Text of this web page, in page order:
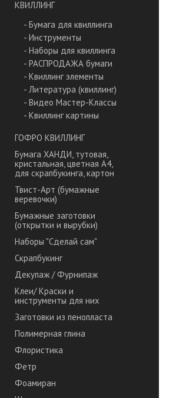
КВИЛЛИНГ
- Бумага для квиллинга
- Инструменты
- Наборы для квиллинга
- РАСПРОДАЖА бумаги
- Квиллинг элементы
- Литература (квиллинг)
- Видео Мастер-Классы
- Квиллинг картины
ГОФРО КВИЛЛИНГ
Бумага ХАНДИ, тутовая,
кристальная, цветная А4,
для скрапбукинга, картон
Твист-Арт (бумажные
веревочки)
Бумажные заготовки
(открытки и вырубки)
Наборы "Сделай сам"
Скрапбукинг
Декупаж / Фурнипаж
Клеи/ Краски и
инструменты для них
Заготовки из пенопласта
Полимерная глина
Флористика
Фетр
Фоамиран